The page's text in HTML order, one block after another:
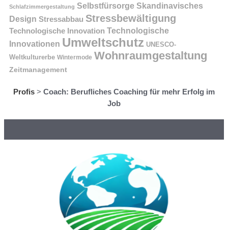
Schlafzimmergestaltung Selbstfürsorge Skandinavisches
Design Stressabbau Stressbewältigung
Technologische Innovation Technologische
Innovationen Umweltschutz UNESCO-
Weltkulturerbe Wintermode Wohnraumgestaltung
Zeitmanagement
Profis > Coach: Berufliches Coaching für mehr Erfolg im
Job